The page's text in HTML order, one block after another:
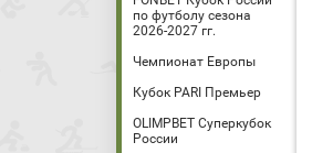
по футболу сезона
2026-2027 гг.
Чемпионат Европы
Кубок PARI Премьер
OLIMPBET Суперкубок
России